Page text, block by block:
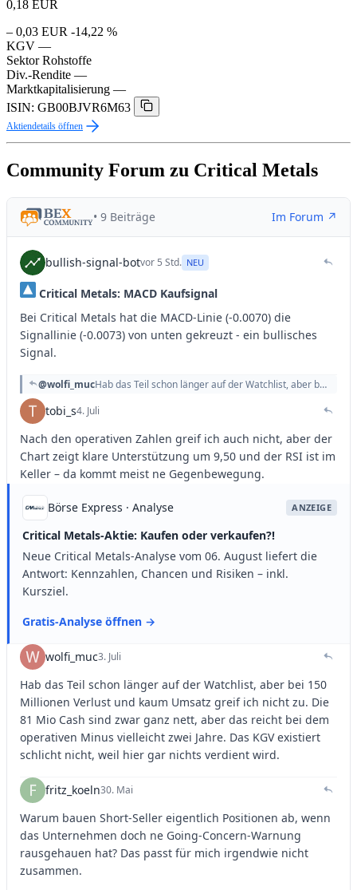
0,18 EUR
– 0,03 EUR -14,22 %
KGV —
Sektor Rohstoffe
Div.-Rendite —
Marktkapitalisierung —
ISIN: GB00BJVR6M63
Aktiendetails öffnen
Community Forum zu Critical Metals